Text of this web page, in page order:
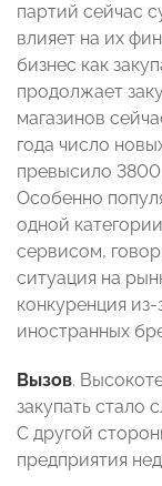
партий сейчас
влияет на их
бизнес как
продолжает
магазинов
года число
превысило
Особенно
одной
сервисом,
ситуация на
конкуренция
иностранных
Вызов.
закупать стало
С другой
предприятия